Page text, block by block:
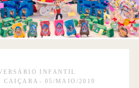
INFANTIL
CAIÇARA
05/MAIO/2019